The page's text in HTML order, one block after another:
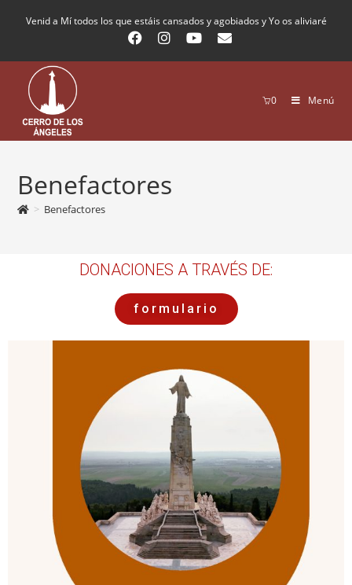
Venid a Mí todos los que estáis cansados y agobiados y Yo os aliviaré
0 Menú
Benefactores
> Benefactores
DONACIONES A TRAVÉS DE:
formulario